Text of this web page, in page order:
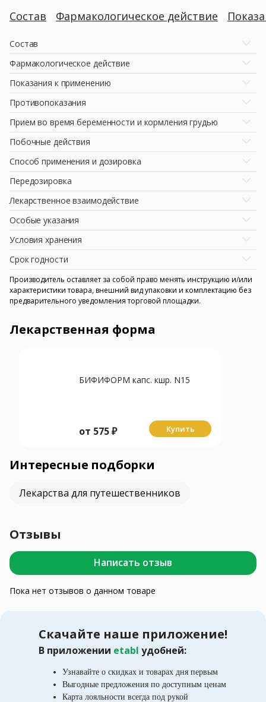
Состав Фармакологическое действие
Состав
Фармакологическое действие
Показания к применению
Противопоказания
Прием во время беременности и кормления грудью
Побочные действия
Способ применения и дозировка
Передозировка
Лекарственное взаимодействие
Особые указания
Условия хранения
Срок годности
Производитель оставляет за собой право менять инструкцию и/или
характеристики товара, внешний вид упаковки и комплектацию без
предварительного уведомления торговой площадки.
Лекарственная форма
БИФИФОРМ капс. кшр. N15
от 575₽ Купить
Интересные подборки
Лекарства для путешественников
Отзывы
Написать отзыв
Пока нет отзывов о данном товаре
Скачайте наше приложение!
В приложении etabl удобней:
Узнавайте о скидках и товарах дня первым
Выгодные предложения по доступным ценам
Карта лояльности всегда под рукой